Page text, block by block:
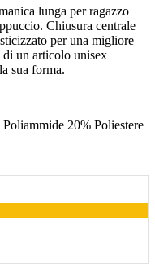
lunga per ragazzo
Chiusura centrale
per una migliore
di un articolo unisex
sua forma.
20% Poliestere